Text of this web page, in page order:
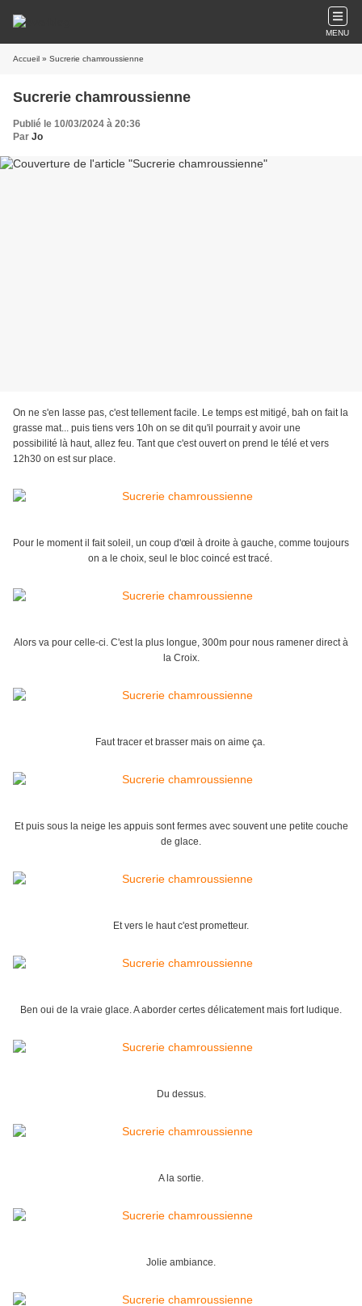
MENU
Accueil » Sucrerie chamroussienne
Sucrerie chamroussienne
Publié le 10/03/2024 à 20:36
Par Jo
On ne s'en lasse pas, c'est tellement facile. Le temps est mitigé, bah on fait la
grasse mat... puis tiens vers 10h on se dit qu'il pourrait y avoir une
possibilité là haut, allez feu. Tant que c'est ouvert on prend le télé et vers
12h30 on est sur place.
Pour le moment il fait soleil, un coup d'œil à droite à gauche, comme toujours
on a le choix, seul le bloc coincé est tracé.
Alors va pour celle-ci. C'est la plus longue, 300m pour nous ramener direct à
la Croix.
Faut tracer et brasser mais on aime ça.
Et puis sous la neige les appuis sont fermes avec souvent une petite couche
de glace.
Et vers le haut c'est prometteur.
Ben oui de la vraie glace. A aborder certes délicatement mais fort ludique.
Du dessus.
A la sortie.
Jolie ambiance.